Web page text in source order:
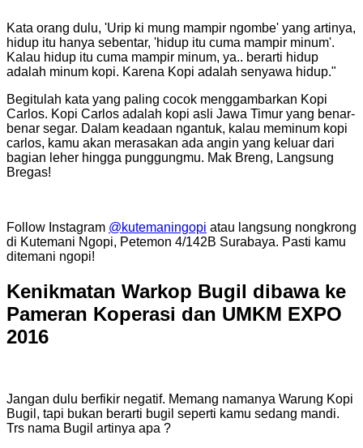
Kata orang dulu, 'Urip ki mung mampir ngombe' yang artinya,
hidup itu hanya sebentar, 'hidup itu cuma mampir minum'.
Kalau hidup itu cuma mampir minum, ya.. berarti hidup
adalah minum kopi. Karena Kopi adalah senyawa hidup."
Begitulah kata yang paling cocok menggambarkan Kopi
Carlos. Kopi Carlos adalah kopi asli Jawa Timur yang benar-
benar segar. Dalam keadaan ngantuk, kalau meminum kopi
carlos, kamu akan merasakan ada angin yang keluar dari
bagian leher hingga punggungmu. Mak Breng, Langsung
Bregas!
Follow Instagram @kutemaningopi atau langsung nongkrong
di Kutemani Ngopi, Petemon 4/142B Surabaya. Pasti kamu
ditemani ngopi!
Kenikmatan Warkop Bugil dibawa ke
Pameran Koperasi dan UMKM EXPO
2016
Jangan dulu berfikir negatif. Memang namanya Warung Kopi
Bugil, tapi bukan berarti bugil seperti kamu sedang mandi.
Trs nama Bugil artinya apa ?